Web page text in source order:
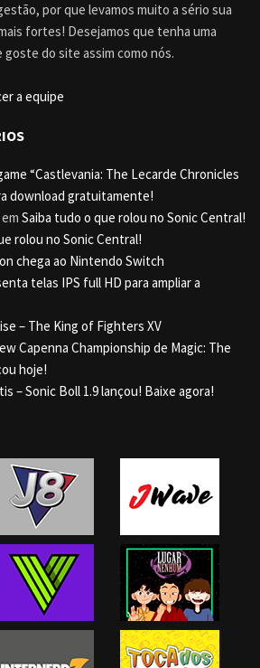
por que levamos muito a sério sua
fortes! Desejamos que tenha uma
do site assim como nós.
a equipe
“Castlevania: The Lecarde Chronicles
download gratuitamente!
em Saiba tudo o que rolou no Sonic Central!
rolou no Sonic Central!
chega ao Nintendo Switch
telas IPS full HD para ampliar a
– The King of Fighters XV
Capenna Championship de Magic: The
hoje!
– Sonic Boll 1.9 lançou! Baixe agora!